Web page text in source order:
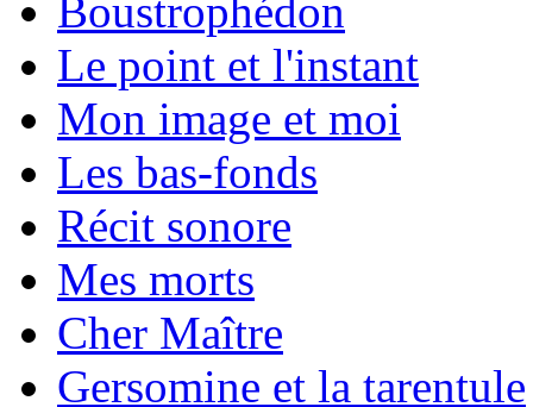
Boustrophédon
Le point et l'instant
Mon image et moi
Les bas-fonds
Récit sonore
Mes morts
Cher Maître
Gersomine et la tarentule